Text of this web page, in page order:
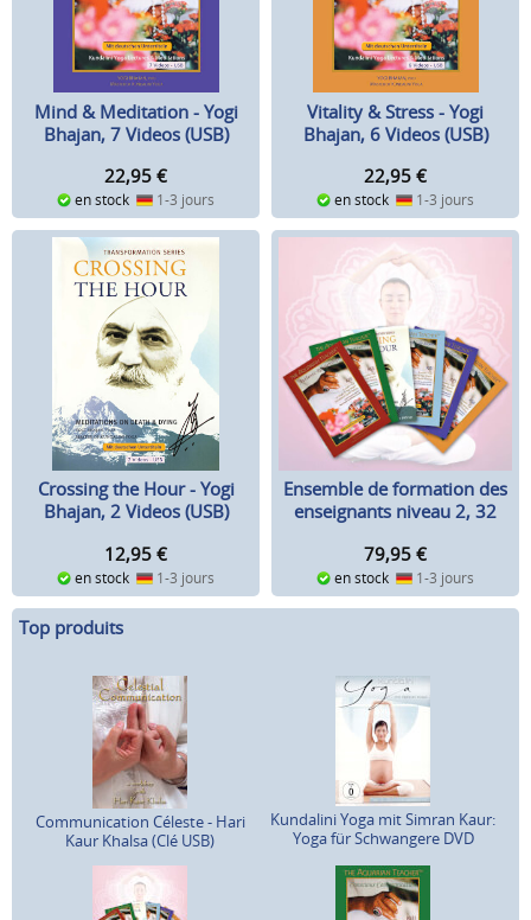
Mind & Meditation - Yogi
Bhajan, 7 Videos (USB)
22,95 €
en stock 1-3 jours
Vitality & Stress - Yogi
Bhajan, 6 Videos (USB)
22,95 €
en stock 1-3 jours
Crossing the Hour - Yogi
Bhajan, 2 Videos (USB)
12,95 €
en stock 1-3 jours
Ensemble de formation des
enseignants niveau 2, 32
79,95 €
en stock 1-3 jours
Top produits
Communication Céleste - Hari
Kaur Khalsa (Clé USB)
Kundalini Yoga mit Simran Kaur:
Yoga für Schwangere DVD